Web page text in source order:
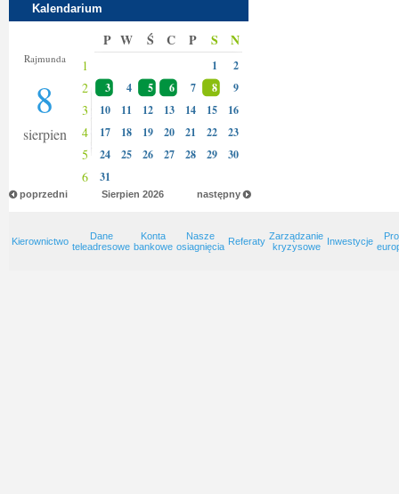
Kalendarium
Rajmunda
8
sierpien
P W Ś C P S N
1 1 2
2 3 4 5 6 7 8 9
3 10 11 12 13 14 15 16
4 17 18 19 20 21 22 23
5 24 25 26 27 28 29 30
6 31
poprzedni następny
Sierpien 2026
Kierownictwo
Dane
teleadresowe
Konta
bankowe
Nasze
osiagnięcia Referaty Zarządzanie
kryzysowe
Inwestycje